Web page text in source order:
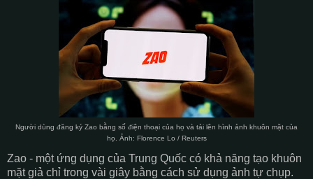
Người dùng đăng ký Zao bằng số điện thoại của họ và tải lên hình ảnh khuôn mặt của
họ. Ảnh: Florence Lo / Reuters
Zao - một ứng dụng của Trung Quốc có khả năng tạo khuôn
mặt giả chỉ trong vài giây bằng cách sử dụng ảnh tự chụp.